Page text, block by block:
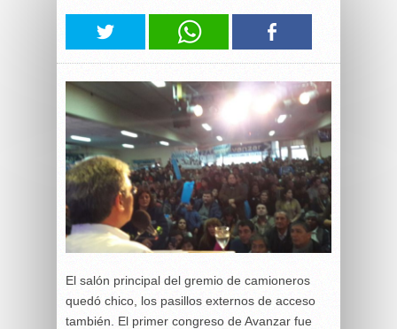
El salón principal del gremio de camioneros
quedó chico, los pasillos externos de acceso
también. El primer congreso de Avanzar fue